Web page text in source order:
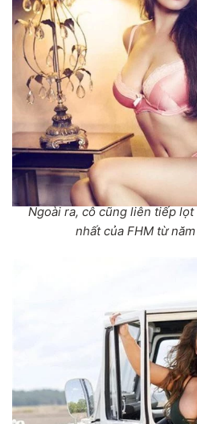
Ngoài ra, cô cũng liên tiếp
nhất của FHM từ